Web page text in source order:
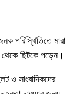
পরিস্থিতিতে মারা
ছিটকে পড়েন।
ও সাংবাদিকদের